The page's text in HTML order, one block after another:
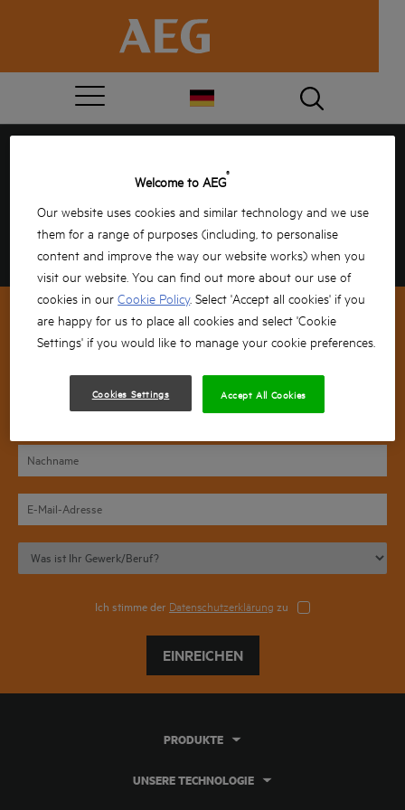
SIE HABEN GEWONNEN!
Bitte geben Sie Ihre Daten unten ein, um Ihre
Lieferung zu bestätigen, den Rest erledigen wir.
Ich stimme der Datenschutzerklärung zu
EINREICHEN
PRODUKTE
UNSERE TECHNOLOGIE
Welcome to AEG®
Our website uses cookies and similar technology and we use
them for a range of purposes (including, to personalise
content and improve the way our website works) when you
visit our website. You can find out more about our use of
cookies in ourCookie Policy. Select 'Accept all cookies' if you
are happy for us to place all cookies and select 'Cookie
Settings' if you would like to manage your cookie preferences.
Cookies Settings Accept All Cookies